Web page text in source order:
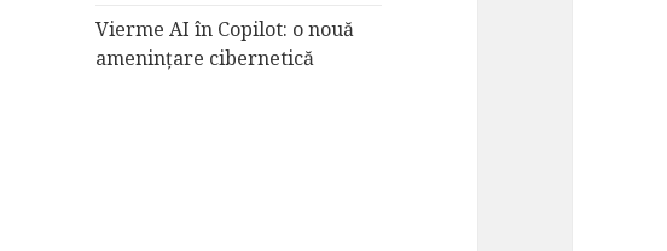
Vierme AI în Copilot: o nouă
amenințare cibernetică